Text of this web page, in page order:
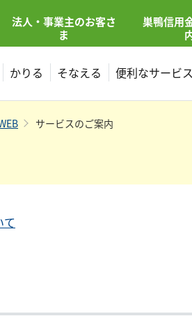
法人・事業主のお客さ
ま
巣鴨信用
かりる そなえる 便利なサービ
サービスのご案内
て